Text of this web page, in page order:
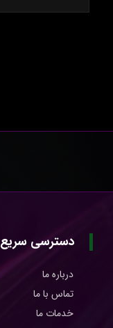
دسترسی سریع
درباره ما
تماس با ما
خدمات ما